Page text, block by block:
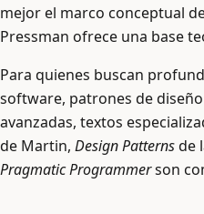
mejor el marco conceptual
Pressman ofrece una base
Para quienes buscan
software, patrones de
avanzadas, textos
de Martin, Design Patternsde
Pragmatic Programmerson